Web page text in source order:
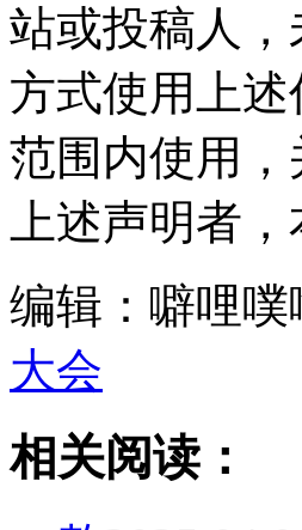
站或投稿人
方式使用上
范围内使用
上述声明者
编辑：噼哩噗
大会
相关阅读：